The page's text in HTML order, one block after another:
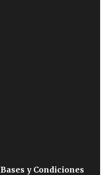
Bases y Condiciones